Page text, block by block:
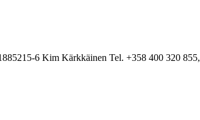
6 Kim Kärkkäinen Tel. +358 400 320 855,